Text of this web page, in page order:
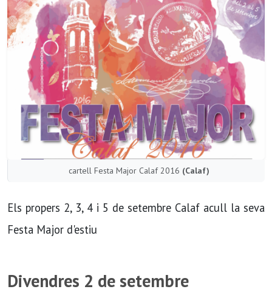
cartell Festa Major Calaf 2016 (Calaf)
Els propers 2, 3, 4 i 5 de setembre Calaf acull la seva
Festa Major d'estiu
Divendres 2 de setembre